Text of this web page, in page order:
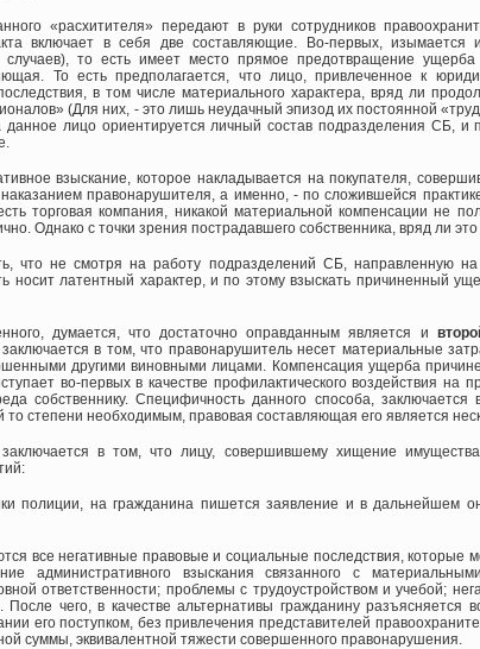
«расхитителя» передают в руки сотрудников
включает в себя две составляющие. Во-первых,
то есть имеет место прямое предотвращение
То есть предполагается, что лицо, привлеченное к
в том числе материального характера, вряд ли
(Для них, - это лишь неудачный эпизод их постоянной
данное лицо ориентируется личный состав подразделения СБ,
взыскание, которое накладывается на покупателя,
правонарушителя, а именно, - по сложившейся
торговая компания, никакой материальной компенсации не
Однако с точки зрения пострадавшего собственника, вряд ли
что не смотря на работу подразделений СБ, направленную
носит латентный характер, и по этому взыскать причиненный
думается, что достаточно оправданным является и
в том, что правонарушитель несет материальные
другими виновными лицами. Компенсация ущерба
во-первых в качестве профилактического воздействия на
собственнику. Специфичность данного способа,
степени необходимым, правовая составляющая его является
заключается в том, что лицу, совершившему хищение
полиции, на гражданина пишется заявление и в дальнейшем
все негативные правовые и социальные последствия, которые
административного взыскания связанного с
ответственности; проблемы с трудоустройством и учебой;
После чего, в качестве альтернативы гражданину разъясняется
его поступком, без привлечения представителей
суммы, эквивалентной тяжести совершенного правонарушения.